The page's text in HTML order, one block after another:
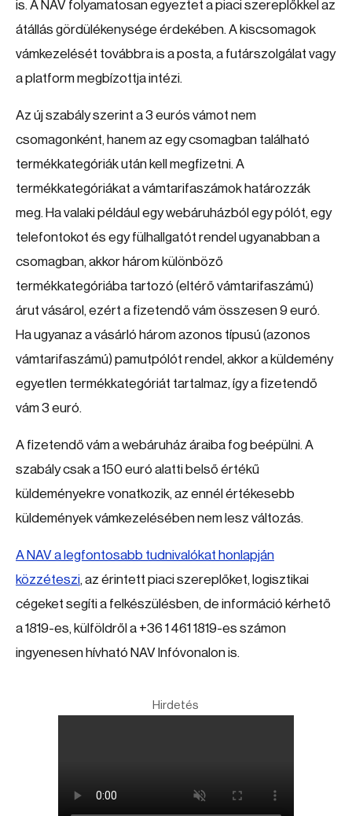
is. A NAV folyamatosan egyeztet a piaci szereplőkkel az
átállás gördülékenysége érdekében. A kiscsomagok
vámkezelését továbbra is a posta, a futárszolgálat vagy
a platform megbízottja intézi.
Az új szabály szerint a 3 eurós vámot nem
csomagonként, hanem az egy csomagban található
termékkategóriák után kell megfizetni. A
termékkategóriákat a vámtarifaszámok határozzák
meg. Ha valaki például egy webáruházból egy pólót, egy
telefontokot és egy fülhallgatót rendel ugyanabban a
csomagban, akkor három különböző
termékkategóriába tartozó (eltérő vámtarifaszámú)
árut vásárol, ezért a fizetendő vám összesen 9 euró.
Ha ugyanaz a vásárló három azonos típusú (azonos
vámtarifaszámú) pamutpólót rendel, akkor a küldemény
egyetlen termékkategóriát tartalmaz, így a fizetendő
vám 3 euró.
A fizetendő vám a webáruház áraiba fog beépülni. A
szabály csak a 150 euró alatti belső értékű
küldeményekre vonatkozik, az ennél értékesebb
küldemények vámkezelésében nem lesz változás.
A NAV a legfontosabb tudnivalókat honlapján
közzéteszi, az érintett piaci szereplőket, logisztikai
cégeket segíti a felkészülésben, de információ kérhető
a 1819-es, külföldről a +36 1 461 1819-es számon
ingyenesen hívható NAV Infóvonalon is.
Hirdetés